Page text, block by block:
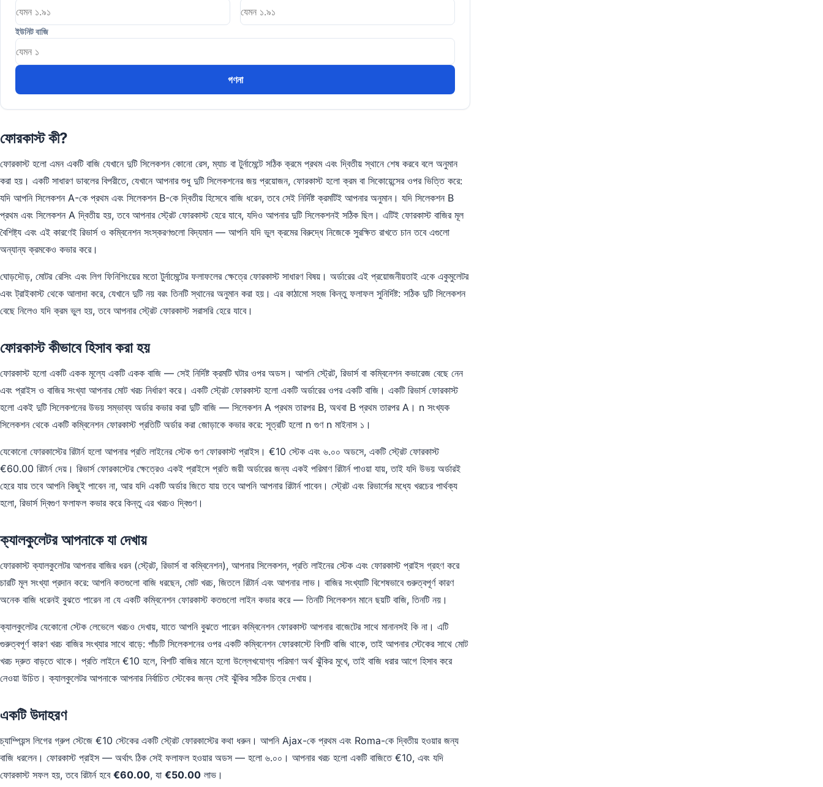
ইউনিট বাজি
গণনা
ফোরকাস্ট কী?
ফোরকাস্ট হলো এমন একটি বাজি যেখানে দুটি সিলেকশন কোনো রেস, ম্যাচ বা টুর্নামেন্টে সঠিক ক্রমে প্রথম এবং দ্বিতীয় স্থানে শেষ করবে বলে অনুমান
করা হয়। একটি সাধারণ ডাবলের বিপরীতে, যেখানে আপনার শুধু দুটি সিলেকশনের জয় প্রয়োজন, ফোরকাস্ট হলো ক্রম বা সিকোয়েন্সের ওপর ভিত্তি করে:
যদি আপনি সিলেকশন A-কে প্রথম এবং সিলেকশন B-কে দ্বিতীয় হিসেবে বাজি ধরেন, তবে সেই নির্দিষ্ট ক্রমটিই আপনার অনুমান। যদি সিলেকশন B
প্রথম এবং সিলেকশন A দ্বিতীয় হয়, তবে আপনার স্ট্রেট ফোরকাস্ট হেরে যাবে, যদিও আপনার দুটি সিলেকশনই সঠিক ছিল। এটিই ফোরকাস্ট বাজির মূল
বৈশিষ্ট্য এবং এই কারণেই রিভার্স ও কম্বিনেশন সংস্করণগুলো বিদ্যমান — আপনি যদি ভুল ক্রমের বিরুদ্ধে নিজেকে সুরক্ষিত রাখতে চান তবে এগুলো
অন্যান্য ক্রমকেও কভার করে।
ঘোড়দৌড়, মোটর রেসিং এবং লিগ ফিনিশিংয়ের মতো টুর্নামেন্টের ফলাফলের ক্ষেত্রে ফোরকাস্ট সাধারণ বিষয়। অর্ডারের এই প্রয়োজনীয়তাই একে একুমুলেটর
এবং ট্রাইকাস্ট থেকে আলাদা করে, যেখানে দুটি নয় বরং তিনটি স্থানের অনুমান করা হয়। এর কাঠামো সহজ কিন্তু ফলাফল সুনির্দিষ্ট: সঠিক দুটি সিলেকশন
বেছে নিলেও যদি ক্রম ভুল হয়, তবে আপনার স্ট্রেট ফোরকাস্ট সরাসরি হেরে যাবে।
ফোরকাস্ট কীভাবে হিসাব করা হয়
ফোরকাস্ট হলো একটি একক মূল্যে একটি একক বাজি — সেই নির্দিষ্ট ক্রমটি ঘটার ওপর অডস। আপনি স্ট্রেট, রিভার্স বা কম্বিনেশন কভারেজ বেছে নেন
এবং প্রাইস ও বাজির সংখ্যা আপনার মোট খরচ নির্ধারণ করে। একটি স্ট্রেট ফোরকাস্ট হলো একটি অর্ডারের ওপর একটি বাজি। একটি রিভার্স ফোরকাস্ট
হলো একই দুটি সিলেকশনের উভয় সম্ভাব্য অর্ডার কভার করা দুটি বাজি — সিলেকশন A প্রথম তারপর B, অথবা B প্রথম তারপর A। n সংখ্যক
সিলেকশন থেকে একটি কম্বিনেশন ফোরকাস্ট প্রতিটি অর্ডার করা জোড়াকে কভার করে: সূত্রটি হলো n গুণ n মাইনাস ১।
যেকোনো ফোরকাস্টের রিটার্ন হলো আপনার প্রতি লাইনের স্টেক গুণ ফোরকাস্ট প্রাইস। €10 স্টেক এবং ৬.০০ অডসে, একটি স্ট্রেট ফোরকাস্ট
€60.00 রিটার্ন দেয়। রিভার্স ফোরকাস্টের ক্ষেত্রেও একই প্রাইসে প্রতি জয়ী অর্ডারের জন্য একই পরিমাণ রিটার্ন পাওয়া যায়, তাই যদি উভয় অর্ডারই
হেরে যায় তবে আপনি কিছুই পাবেন না, আর যদি একটি অর্ডার জিতে যায় তবে আপনি আপনার রিটার্ন পাবেন। স্ট্রেট এবং রিভার্সের মধ্যে খরচের পার্থক্য
হলো, রিভার্স দ্বিগুণ ফলাফল কভার করে কিন্তু এর খরচও দ্বিগুণ।
ক্যালকুলেটর আপনাকে যা দেখায়
ফোরকাস্ট ক্যালকুলেটর আপনার বাজির ধরন (স্ট্রেট, রিভার্স বা কম্বিনেশন), আপনার সিলেকশন, প্রতি লাইনের স্টেক এবং ফোরকাস্ট প্রাইস গ্রহণ করে
চারটি মূল সংখ্যা প্রদান করে: আপনি কতগুলো বাজি ধরছেন, মোট খরচ, জিতলে রিটার্ন এবং আপনার লাভ। বাজির সংখ্যাটি বিশেষভাবে গুরুত্বপূর্ণ কারণ
অনেক বাজি ধরেনই বুঝতে পারেন না যে একটি কম্বিনেশন ফোরকাস্ট কতগুলো লাইন কভার করে — তিনটি সিলেকশন মানে ছয়টি বাজি, তিনটি নয়।
ক্যালকুলেটর যেকোনো স্টেক লেভেলে খরচও দেখায়, যাতে আপনি বুঝতে পারেন কম্বিনেশন ফোরকাস্ট আপনার বাজেটের সাথে মানানসই কি না। এটি
গুরুত্বপূর্ণ কারণ খরচ বাজির সংখ্যার সাথে বাড়ে: পাঁচটি সিলেকশনের ওপর একটি কম্বিনেশন ফোরকাস্টে বিশটি বাজি থাকে, তাই আপনার স্টেকের সাথে মোট
খরচ দ্রুত বাড়তে থাকে। প্রতি লাইনে €10 হলে, বিশটি বাজির মানে হলো উল্লেখযোগ্য পরিমাণ অর্থ ঝুঁকির মুখে, তাই বাজি ধরার আগে হিসাব করে
নেওয়া উচিত। ক্যালকুলেটর আপনাকে আপনার নির্বাচিত স্টেকের জন্য সেই ঝুঁকির সঠিক চিত্র দেখায়।
একটি উদাহরণ
চ্যাম্পিয়ন্স লিগের গ্রুপ স্টেজে €10 স্টেকের একটি স্ট্রেট ফোরকাস্টের কথা ধরুন। আপনি Ajax-কে প্রথম এবং Roma-কে দ্বিতীয় হওয়ার জন্য
বাজি ধরলেন। ফোরকাস্ট প্রাইস — অর্থাৎ ঠিক সেই ফলাফল হওয়ার অডস — হলো ৬.০০। আপনার খরচ হলো একটি বাজিতে €10, এবং যদি
ফোরকাস্ট সফল হয়, তবে রিটার্ন হবে €60.00, যা €50.00 লাভ।